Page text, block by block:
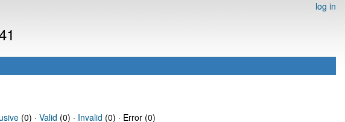
log in
(0) · Valid (0) · Invalid (0) · Error (0)